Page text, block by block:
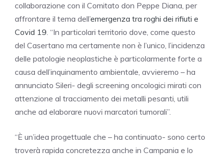
collaborazione con il Comitato don Peppe Diana, per
affrontare il tema dell’emergenza tra roghi dei rifiuti e
Covid 19. “In particolari territorio dove, come questo
del Casertano ma certamente non è l’unico, l’incidenza
delle patologie neoplastiche è particolarmente forte a
causa dell’inquinamento ambientale, avvieremo – ha
annunciato Sileri- degli screening oncologici mirati con
attenzione al tracciamento dei metalli pesanti, utili
anche ad elaborare nuovi marcatori tumorali”.
“È un’idea progettuale che – ha continuato- sono certo
troverà rapida concretezza anche in Campania e lo